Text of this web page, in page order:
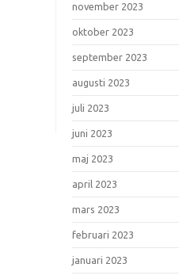
november 2023
oktober 2023
september 2023
augusti 2023
juli 2023
juni 2023
maj 2023
april 2023
mars 2023
februari 2023
januari 2023